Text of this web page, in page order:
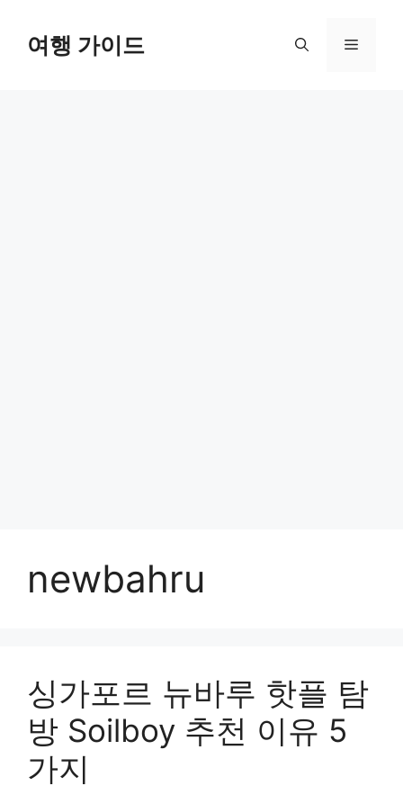
여행 가이드 메
newbahru
싱가포르 뉴바루 핫플 탐
방 Soilboy 추천 이유 5
가지